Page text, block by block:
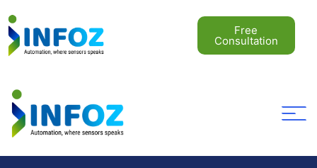
Free
Consultation